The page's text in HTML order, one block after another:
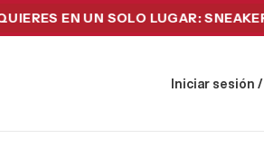
EN UN SOLO LUGAR:
Iniciar sesión